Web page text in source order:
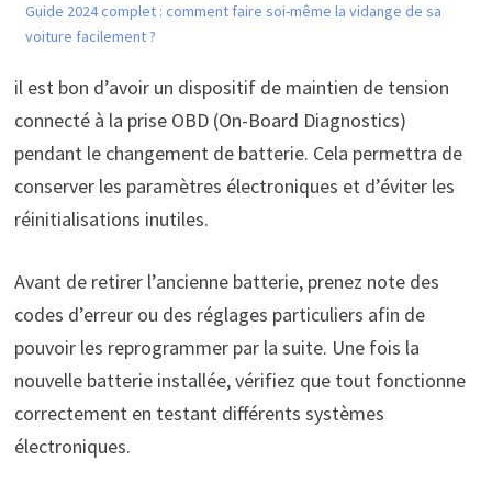
Guide 2024 complet : comment faire soi-même la vidange de sa
voiture facilement ?
il est bon d’avoir un dispositif de maintien de tension
connecté à la prise OBD (On-Board Diagnostics)
pendant le changement de batterie. Cela permettra de
conserver les paramètres électroniques et d’éviter les
réinitialisations inutiles.
Avant de retirer l’ancienne batterie, prenez note des
codes d’erreur ou des réglages particuliers afin de
pouvoir les reprogrammer par la suite. Une fois la
nouvelle batterie installée, vérifiez que tout fonctionne
correctement en testant différents systèmes
électroniques.